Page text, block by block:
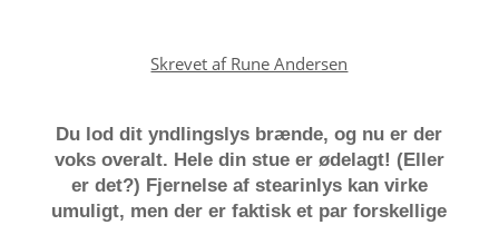
Skrevet af Rune Andersen
Du lod dit yndlingslys brænde, og nu er der
voks overalt. Hele din stue er ødelagt! (Eller
er det?) Fjernelse af stearinlys kan virke
umuligt, men der er faktisk et par forskellige